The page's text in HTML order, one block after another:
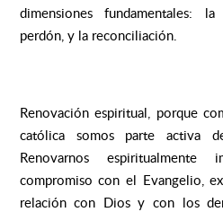
dimensiones fundamentales:
perdón, y la reconciliación.
Renovación espiritual, porque
católica somos parte activa
Renovarnos espiritualmente
compromiso con el Evangelio,
relación con Dios y con los